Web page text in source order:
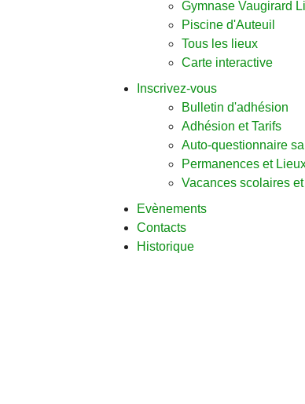
Gymnase Vaugirard
Piscine d'Auteuil
Tous les lieux
Carte interactive
Inscrivez-vous
Bulletin d'adhésion
Adhésion et Tarifs
Auto-questionnaire
Permanences et
Vacances scolaires
Evènements
Contacts
Historique